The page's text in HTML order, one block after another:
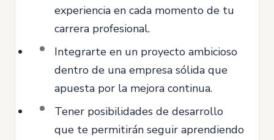
experiencia en cada momento de tu
carrera profesional.
Integrarte en un proyecto ambicioso
dentro de una empresa sólida que
apuesta por la mejora continua.
Tener posibilidades de desarrollo
que te permitirán seguir aprendiendo